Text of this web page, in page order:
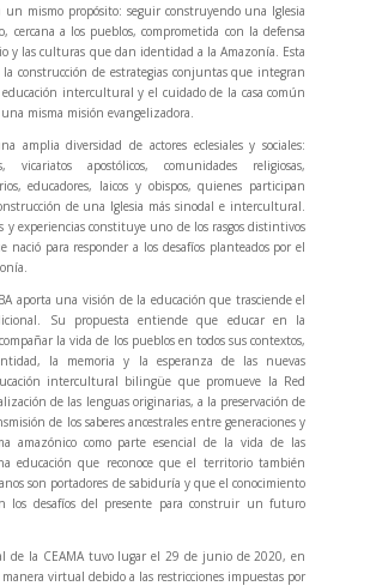
un mismo propósito: seguir construyendo una Iglesia
cercana a los pueblos, comprometida con la defensa
y las culturas que dan identidad a la Amazonía. Esta
construcción de estrategias conjuntas que integran
educación intercultural y el cuidado de la casa común
misma misión evangelizadora.
amplia diversidad de actores eclesiales y sociales:
vicariatos apostólicos, comunidades religiosas,
educadores, laicos y obispos, quienes participan
de una Iglesia más sinodal e intercultural.
y experiencias constituye uno de los rasgos distintivos
nació para responder a los desafíos planteados por el
aporta una visión de la educación que trasciende el
Su propuesta entiende que educar en la
la vida de los pueblos en todos sus contextos,
la memoria y la esperanza de las nuevas
intercultural bilingüe que promueve la Red
de las lenguas originarias, a la preservación de
de los saberes ancestrales entre generaciones y
amazónico como parte esencial de la vida de las
educación que reconoce que el territorio también
son portadores de sabiduría y que el conocimiento
los desafíos del presente para construir un futuro
de la CEAMA tuvo lugar el 29 de junio de 2020, en
virtual debido a las restricciones impuestas por